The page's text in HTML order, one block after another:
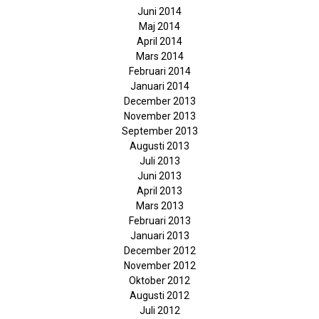
Juni 2014
Maj 2014
April 2014
Mars 2014
Februari 2014
Januari 2014
December 2013
November 2013
September 2013
Augusti 2013
Juli 2013
Juni 2013
April 2013
Mars 2013
Februari 2013
Januari 2013
December 2012
November 2012
Oktober 2012
Augusti 2012
Juli 2012